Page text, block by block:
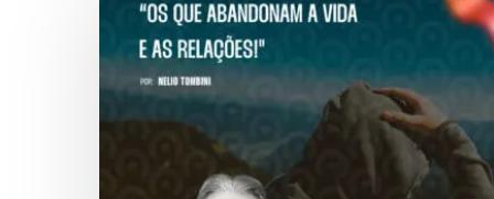
Hit enter to search or ESC to close